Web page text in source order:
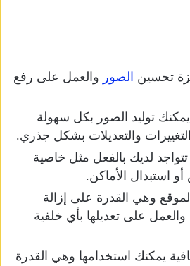
تحسين الصور والعمل على رفع
توليد الصور بكل سهولة
والتعديلات بشكل جذري.
لديك بالفعل مثل خاصية
استبدال الأماكن.
وهي القدرة على إزالة
على تعديلها بأي خلفية
يمكنك استخدامها وهي القدرة